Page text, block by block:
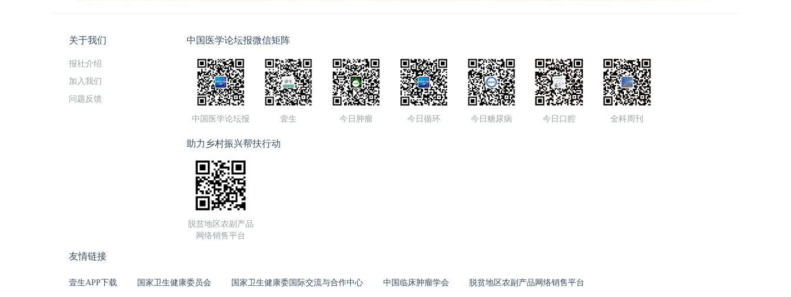
关于我们
报社介绍
加入我们
问题反馈
中国医学论坛报微信矩阵
中国医学论坛报 壹生 今日肿瘤 今日循环 今日糖尿病 今日口腔 全科周刊
助力乡村振兴帮扶行动
脱贫地区农副产品
网络销售平台
友情链接
壹生APP下载 国家卫生健康委员会 国家卫生健康委国际交流与合作中心 中国临床肿瘤学会 脱贫地区农副产品网络销售平台